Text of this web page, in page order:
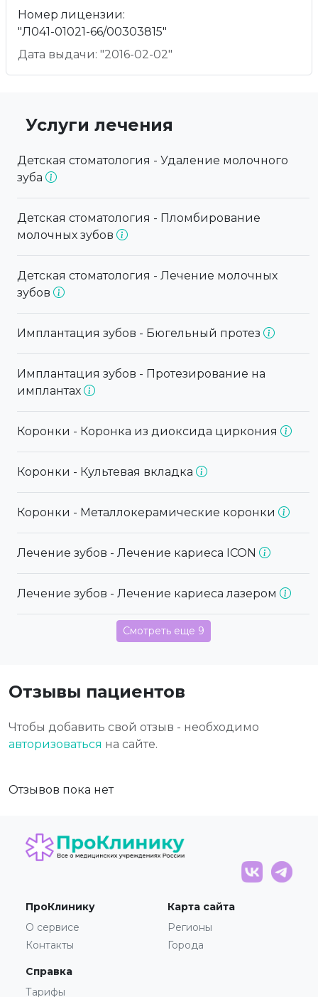
Номер лицензии:
"Л041-01021-66/00303815"
Дата выдачи: "2016-02-02"
Услуги лечения
Детская стоматология - Удаление молочного
зуба
Детская стоматология - Пломбирование
молочных зубов
Детская стоматология - Лечение молочных
зубов
Имплантация зубов - Бюгельный протез
Имплантация зубов - Протезирование на
имплантах
Коронки - Коронка из диоксида циркония
Коронки - Культевая вкладка
Коронки - Металлокерамические коронки
Лечение зубов - Лечение кариеса ICON
Лечение зубов - Лечение кариеса лазером
Смотреть еще 9
Отзывы пациентов
Чтобы добавить свой отзыв - необходимо
авторизоваться на сайте.
Отзывов пока нет
ПроКлинику
О сервисе
Контакты
Карта сайта
Регионы
Города
Справка
Тарифы